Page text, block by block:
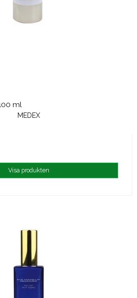
ml
MEDEX
Visa produkten